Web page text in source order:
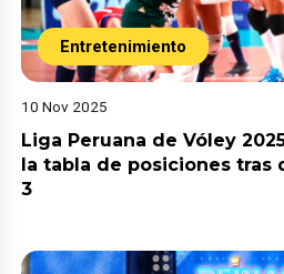
Entretenimiento
10 Nov 2025
Liga Peruana de Vóley
la tabla de posiciones tras
3